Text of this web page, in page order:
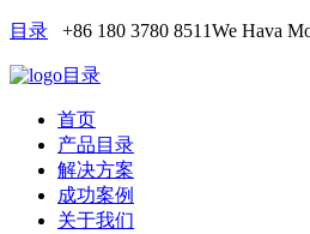
目录 +86 180 3780 8511We Hava
目录
首页
产品目录
解决方案
成功案例
关于我们